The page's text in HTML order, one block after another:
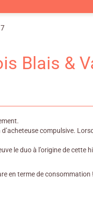
Blais &
compulsive.
le duo à l’origine de cette
en terme de consommation !